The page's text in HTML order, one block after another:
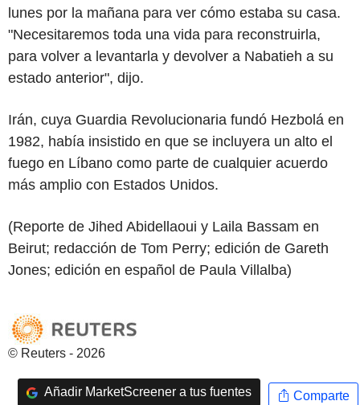
lunes por la mañana para ver cómo estaba su casa.
"Necesitaremos toda una vida para reconstruirla,
para volver a levantarla y devolver a Nabatieh a su
estado anterior", dijo.
Irán, cuya Guardia Revolucionaria fundó Hezbolá en
1982, había insistido en que se incluyera un alto el
fuego en Líbano como parte de cualquier acuerdo
más amplio con Estados Unidos.
(Reporte de Jihed Abidellaoui y Laila Bassam en
Beirut; redacción de Tom Perry; edición de Gareth
Jones; edición en español de Paula Villalba)
© Reuters - 2026
Añadir MarketScreener a tus fuentes Comparte